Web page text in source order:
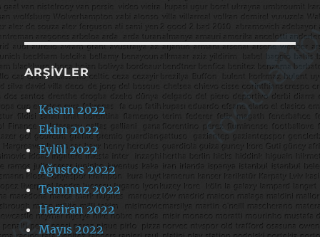
ARŞIVLER
Kasım 2022
Ekim 2022
Eylül 2022
Ağustos 2022
Temmuz 2022
Haziran 2022
Mayıs 2022